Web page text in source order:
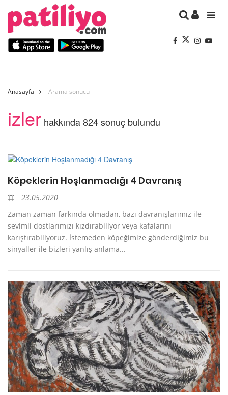
Anasayfa Arama sonucu
izler hakkında 824 sonuç bulundu
Köpeklerin Hoşlanmadığı 4 Davranış
23.05.2020
Zaman zaman farkında olmadan, bazı davranışlarımız ile
sevimli dostlarımızı kızdırabiliyor veya kafalarını
karıştırabiliyoruz. İstemeden köpeğimize gönderdiğimiz bu
sinyaller ile bizleri yanlış anlama...